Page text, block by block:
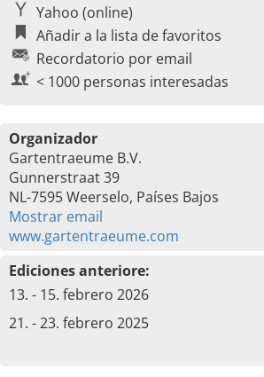
Yahoo (online)
Añadir a la lista de favoritos
Recordatorio por email
< 1000 personas interesadas
Organizador
Gartentraeume B.V.
Gunnerstraat 39
NL-7595 Weerselo, Países Bajos
Mostrar email
www.gartentraeume.com
Ediciones anteriore:
13. - 15. febrero 2026
21. - 23. febrero 2025